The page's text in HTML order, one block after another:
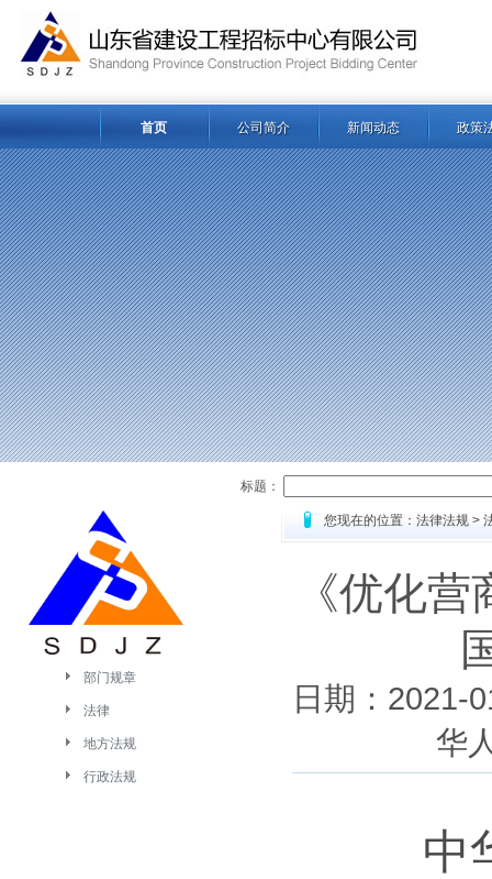
首页 公司简介 新闻动态 政策
标题：
部门规章
法律
地方法规
行政法规
您现在的位置：法律法规 >
《优化
日期：2021-
华
中